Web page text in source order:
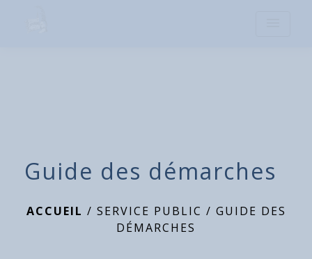
Guide des démarches
ACCUEIL / SERVICE PUBLIC / GUIDE DES
DÉMARCHES